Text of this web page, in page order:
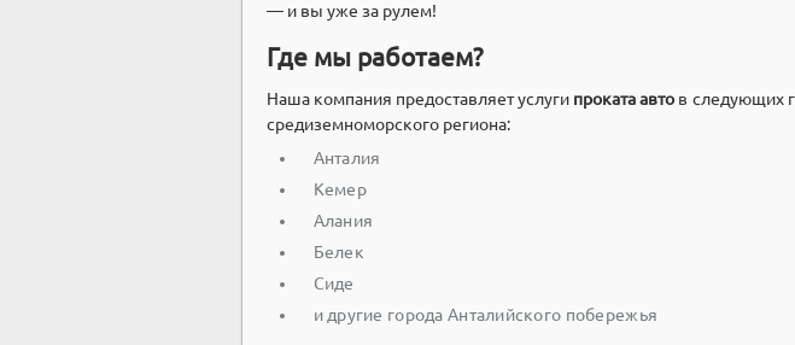
— и вы уже за рулем!
Где мы работаем?
Наша компания предоставляет услуги проката авто в следующих
средиземноморского региона:
Анталия
Кемер
Алания
Белек
Сиде
и другие города Анталийского побережья